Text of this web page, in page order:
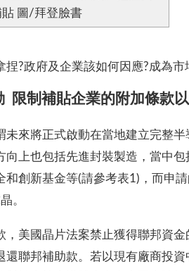
貼 圖/拜登臉書
?政府及企業該如何因應?成為市
限制補貼企業的附加條款
未來將正式啟動在當地建立完整
向上也包括先進封裝製造，當中
和創新基金等(請參考表1)，而申
。
，美國晶片法案禁止獲得聯邦資
還聯邦補助款。若以現有廠商投